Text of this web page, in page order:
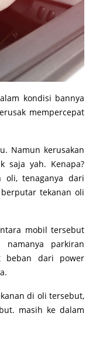
kondisi bannya
mempercepat
Namun kerusakan
saja yah. Kenapa?
oli, tenaganya dari
tekanan oli
mobil tersebut
parkiran
beban dari power
di oli tersebut,
masih ke dalam